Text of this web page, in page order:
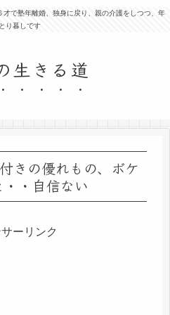
で塾年離婚、独身に戻り、親の介護をしつつ、年
り暮しです
生きる道
きの優れもの、ボケ
・自信ない
ーリンク